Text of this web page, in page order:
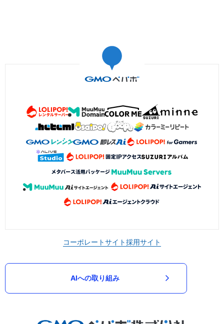
コーポレートサイト採用サイト
AIへの取り組み